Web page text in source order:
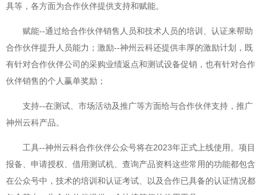
具等，各方面为合作伙伴提供支持和赋能。
赋能--通过给合作伙伴销售人员和技术人员的培训、认证来帮助
合作伙伴提升人员能力；激励--神州云科还提供丰厚的激励计划，既
有针对合作伙伴公司的采购业绩返点和测试设备促销，也有针对合作
伙伴销售的个人赢单奖励；
支持--在测试、市场活动及推广等方面给与合作伙伴支持，推广
神州云科产品。
工具--神州云科合作伙伴公众号将在2023年正式上线使用。项目
报备、申请授权、借用测试机、查询产品资料这些常用的功能都包含
在公众号中，技术的培训和认证考试、以及合作已具备的认证情况都